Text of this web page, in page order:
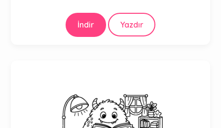
İndir Yazdır